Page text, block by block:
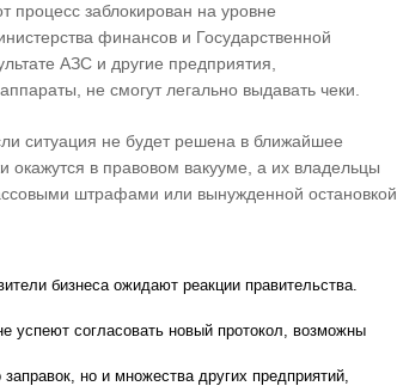
процесс заблокирован на уровне
финансов и Государственной
АЗС и другие предприятия,
не смогут легально выдавать чеки.
ситуация не будет решена в ближайшее
окажутся в правовом вакууме , а их владельцы
штрафами или вынужденной остановкой
бизнеса ожидают реакции правительства.
успеют согласовать новый протокол, возможны
но и множества других предприятий,